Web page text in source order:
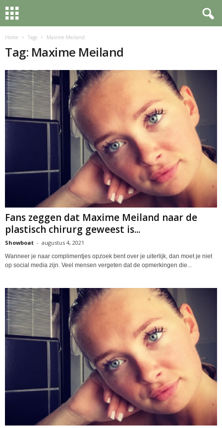
Home Tags Maxime Meiland
Tag: Maxime Meiland
Fans zeggen dat Maxime Meiland naar de
plastisch chirurg geweest is...
Showboat - augustus 4, 2021
Wanneer je naar complimentjes opzoek bent over je uiterlijk, dan moet je niet
op social media zijn. Veel mensen vergeten dat de opmerkingen die...